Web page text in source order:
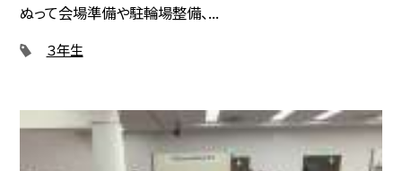
ぬって会場準備や駐輪場整備、...
３年生